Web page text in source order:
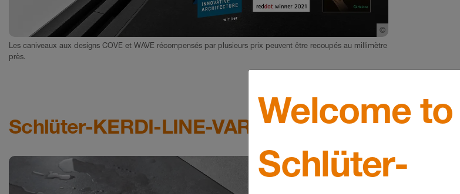
©
Les caniveaux aux designs COVE et WAVE récompensés par plusieurs prix peuvent être recoupés au millimètre
près.
Schlüter-KERDI-LINE-VARIO COVEWelcome to
Schlüter-